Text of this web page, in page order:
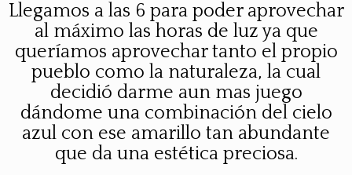
Llegamos a las 6 para poder aprovechar
al máximo las horas de luz ya que
queríamos aprovechar tanto el propio
pueblo como la naturaleza, la cual
decidió darme aun mas juego
dándome una combinación del cielo
azul con ese amarillo tan abundante
que da una estética preciosa.